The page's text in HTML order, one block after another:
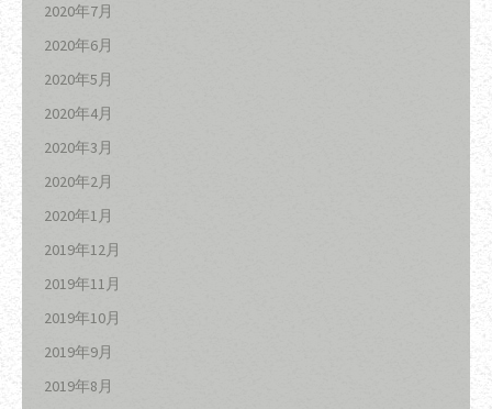
2020年7月
2020年6月
2020年5月
2020年4月
2020年3月
2020年2月
2020年1月
2019年12月
2019年11月
2019年10月
2019年9月
2019年8月